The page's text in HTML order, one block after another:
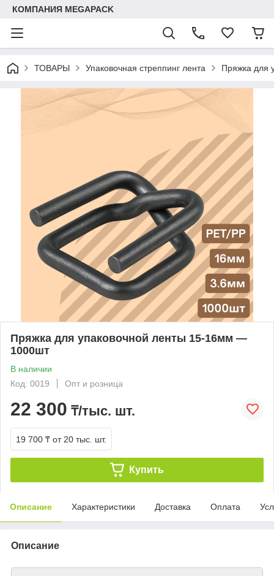
КОМПАНИЯ MEGAPACK
ТОВАРЫ Упаковочная стреппинг лента Пряжка для
Пряжка для упаковочной ленты 15-16мм —
1000шт
В наличии
Код: 0019
Опт и розница
22 300 ₸/тыс. шт.
19 700 ₸ от 20 тыс. шт.
Купить
Описание Характеристики Доставка Оплата
Описание